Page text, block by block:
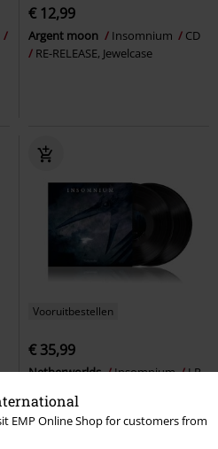
EMP Online Shop for customers from
€ 12,99
Argent moon Insomnium
CD
RE-RELEASE, Jewelcase
Vooruitbestellen
€ 35,99
Netherworlds Insomnium
LP